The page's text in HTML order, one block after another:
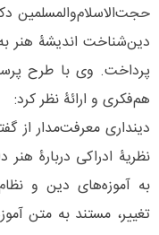
حجت‌الاسلام‌والمسلمین
دین‌شناخت اندیشۀ هنر
پرداخت. وی با طرح
هم‌فکری و ارائۀ نظر کرد:
دینداری معرفت‌‌مدار از
نظریۀ ادراکی دربارۀ
به آموزه‌های دین و
تغییر، مستند به متن